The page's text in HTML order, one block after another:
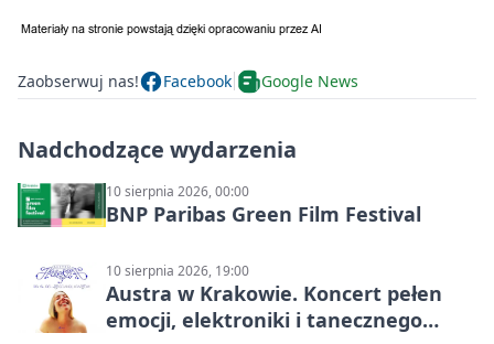
Zaobserwuj nas! Facebook Google News
Nadchodzące wydarzenia
10 sierpnia 2026, 00:00
BNP Paribas Green Film Festival
10 sierpnia 2026, 19:00
Austra w Krakowie. Koncert pełen
emocji, elektroniki i tanecznego